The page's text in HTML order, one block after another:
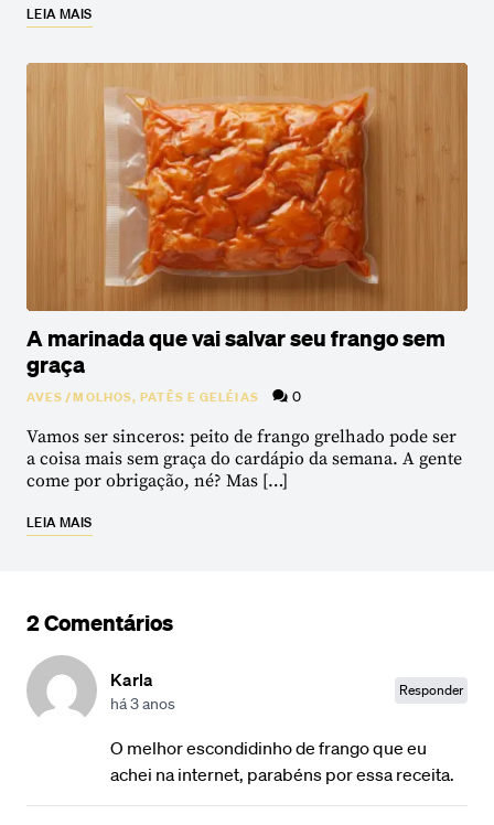
LEIA MAIS
A marinada que vai salvar seu frango sem
graça
AVES/MOLHOS, PATÊS E GELÉIAS 0
Vamos ser sinceros: peito de frango grelhado pode ser
a coisa mais sem graça do cardápio da semana. A gente
come por obrigação, né? Mas […]
LEIA MAIS
2 Comentários
Karla
há 3 anos
Responder
O melhor escondidinho de frango que eu
achei na internet, parabéns por essa receita.